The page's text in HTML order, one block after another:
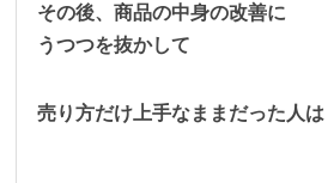
その後、商品の中身の改善に
うつつを抜かして
売り方だけ上手なままだった人は